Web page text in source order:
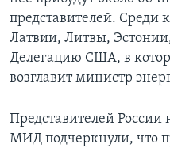
представителей. Среди
Латвии, Литвы,
Делегацию США, в
возглавит министр
Представителей
МИД подчеркнули, что